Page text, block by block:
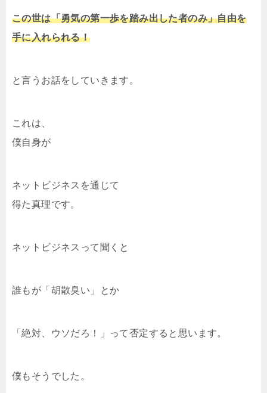
この世は「勇気の第一歩を踏み出した者のみ」自由を
手に入れられる！
と言うお話をしていきます。
これは、
僕自身が
ネットビジネスを通じて
得た真理です。
ネットビジネスって聞くと
誰もが「胡散臭い」とか
「絶対、ウソだろ！」って否定すると思います。
僕もそうでした。